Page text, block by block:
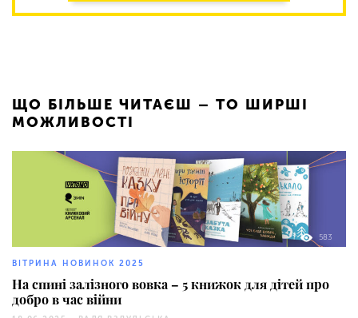
ЩО БІЛЬШЕ ЧИТАЄШ – ТО ШИРШІ
МОЖЛИВОСТІ
583
ВІТРИНА НОВИНОК 2025
На спині залізного вовка – 5 книжок для дітей про
добро в час війни